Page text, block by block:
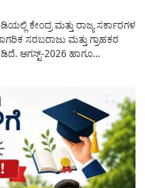
ಕೇಂದ್ರ ಮತ್ತು ರಾಜ್ಯ ಸರ್ಕಾರಗಳ
ಸರಬರಾಜು ಮತ್ತು ಗ್ರಾಹಕರ
ಆಗಸ್ಟ್-2026 ಹಾಗೂ